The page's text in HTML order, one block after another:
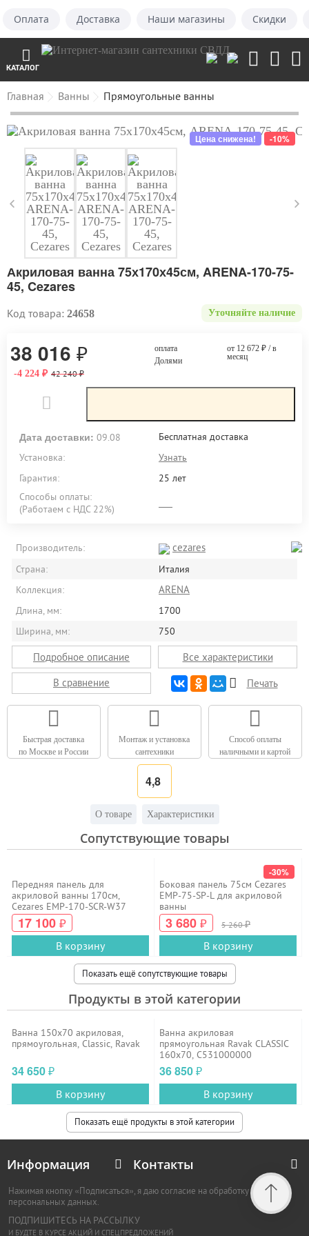
Оплата Доставка Наши магазины Скидки
КАТАЛОГ
Главная Ванны Прямоугольные ванны
Цена снижена! -10%
Акриловая ванна 75х170х45см, ARENA-170-75-
45, Cezares
Код товара: 24658 Уточняйте наличие
38 016 ₽
-4 224 ₽ 42 240₽
оплата
Долями
от 12 672 ₽/ в
месяц
Дата доставки: 09.08
Бесплатная доставка
Установка:
Узнать
Гарантия:
25 лет
Способы оплаты:
(Работаем с НДС 22%)
Производитель: cezares
Страна:
Италия
Коллекция:
ARENA
Длина, мм:
1700
Ширина, мм:
750
Подробное описание
Все характеристики
В сравнение
Печать
Быстрая доставка
по Москве и России
Монтаж и установка
сантехники
Способ оплаты
наличными и картой
4,8
О товаре Характеристики
Сопутствующие товары
Передняя панель для
акриловой ванны 170см,
Cezares EMP-170-SCR-W37
17 100 ₽
В корзину
-30%
Боковая панель 75см Cezares
EMP-75-SP-L для акриловой
ванны
3 680 ₽ 5 260₽
В корзину
Показать ещё сопутствующие товары
Продукты в этой категории
Ванна 150x70 акриловая,
прямоугольная, Classic, Ravak
34 650₽
В корзину
Ванна акриловая
прямоугольная Ravak CLASSIC
160x70, C531000000
36 850₽
В корзину
Показать ещё продукты в этой категории
Информация Контакты
Нажимая кнопку «Подписаться», я даю согласие на обработку
персональных данных.
ПОДПИШИТЕСЬ НА РАССЫЛКУ
И БУДТЕ В КУРСЕ АКЦИЙ И СПЕЦПРЕДЛОЖЕНИЙ